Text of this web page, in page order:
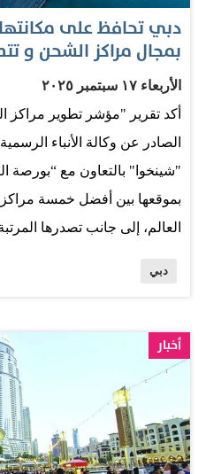
في استقطاب مشاريع الاستثمار
للمرة الثامنة على التوالي، هي
استشرافية بعيدة المدى،
الشيخ محمد بن راشد آل مكتوم،
مجلس الوزراء، حاكم دبي، رعاه
مدينة المستقبل، ووجهة أولى
لصناعة الفرص." وقال سموّه:
بمجال مراكز الشحن و
الأربعاء ١٧ سبتمبر ٢٠٢٥
الصادر عن وكالة الأنباء
"شينخوا" بالتعاون مع “بورصة
بموقعها بين أفضل خمسة
العالم، إلى جانب تصدرها
البحرية في مؤسسة الموانئ
اعتزازه بهذا الإنجاز وقال إن
الأولى عالمياً فيما جاءت
الشحن
قيادتنا الرشيدة، إضافة إلى
دبي
أخبار